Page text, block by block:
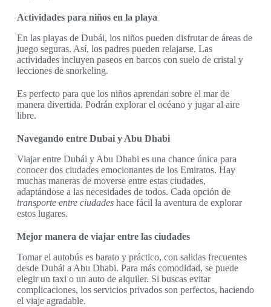
Actividades para niños en la playa
En las playas de Dubái, los niños pueden disfrutar de áreas de
juego seguras. Así, los padres pueden relajarse. Las
actividades incluyen paseos en barcos con suelo de cristal y
lecciones de snorkeling.
Es perfecto para que los niños aprendan sobre el mar de
manera divertida. Podrán explorar el océano y jugar al aire
libre.
Navegando entre Dubai y Abu Dhabi
Viajar entre Dubái y Abu Dhabi es una chance única para
conocer dos ciudades emocionantes de los Emiratos. Hay
muchas maneras de moverse entre estas ciudades,
adaptándose a las necesidades de todos. Cada opción de
transporte entre ciudades hace fácil la aventura de explorar
estos lugares.
Mejor manera de viajar entre las ciudades
Tomar el autobús es barato y práctico, con salidas frecuentes
desde Dubái a Abu Dhabi. Para más comodidad, se puede
elegir un taxi o un auto de alquiler. Si buscas evitar
complicaciones, los servicios privados son perfectos, haciendo
el viaje agradable.